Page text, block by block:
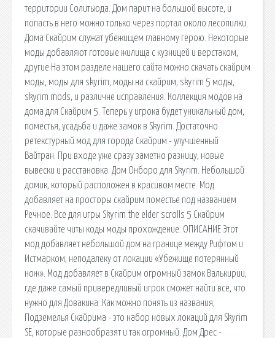
территории Солитьюда. Дом парит на большой высоте, и
попасть в него можно только через портал около лесопилки.
Дома Скайрим служат убежищем главному герою. Некоторые
моды добавляют готовые жилища с кузницей и верстаком,
другие На этом разделе нашего сайта можно скачать скайрим
моды, моды для skyrim, моды на скайрим, skyrim 5 моды,
skyrim mods, и различне исправления. Коллекция модов на
дома для Скайрим 5. Теперь у игрока будет уникальный дом,
поместья, усадьба и даже замок в Skyrim. Достаточно
ретекстурный мод для города Скайрим - улучшенный
Вайтран. При входе уже сразу заметно разницу, новые
вывески и расстановка. Дом Онборо для Skyrim. Небольшой
домик, который расположен в красивом месте. Мод
добавляет на просторы скайрим поместье под названием
Речное. Все для игры Skyrim the elder scrolls 5 Скайрим
скачивайте читы коды моды прохождение. ОПИСАНИЕ Этот
мод добавляет небольшой дом на границе между Рифтом и
Истмарком, неподалеку от локации «Убежище потерянный
нож». Мод добавляет в Скайрим огромный замок Валькирии,
где даже самый привередливый игрок сможет найти все, что
нужно для Довакина. Как можно понять из названия,
Подземелья Скайрима - это набор новых локаций для Skyrim
SE, которые разнообразят и так огромный. Дом Дрес -